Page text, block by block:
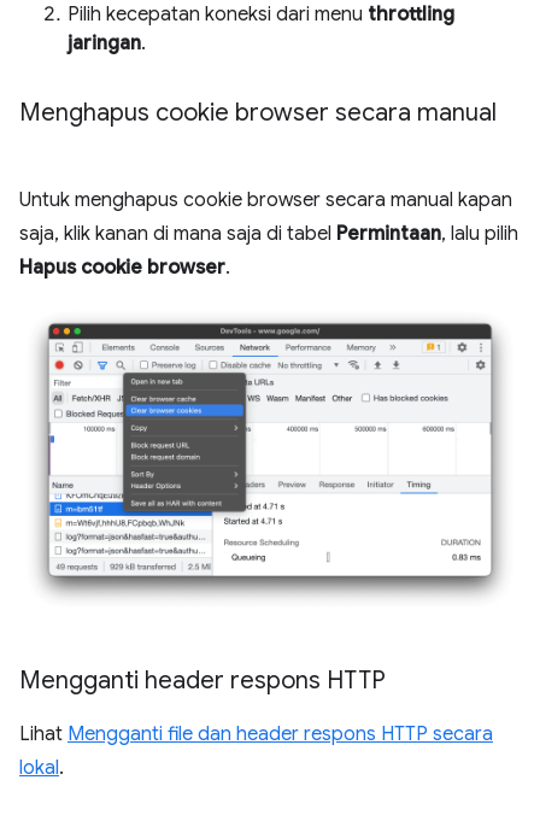
Pilih kecepatan koneksi dari menu throttling
jaringan.
Menghapus cookie browser secara manual
Untuk menghapus cookie browser secara manual kapan
saja, klik kanan di mana saja di tabel Permintaan, lalu pilih
Hapus cookie browser.
Mengganti header respons HTTP
Lihat Mengganti file dan header respons HTTP secara
lokal.